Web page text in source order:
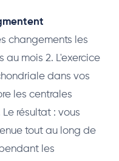
changements les
au mois 2. L'exercice
dans vos
les centrales
résultat : vous
tout au long de
les